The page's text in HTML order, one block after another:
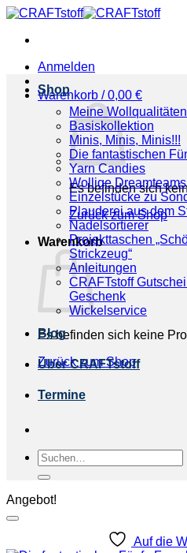
Zum
springen
Anmelden
Warenkorb /0,00 €
Es befinden sich
Zurück zum Shop
Warenkorb
Es befinden sich keine
Zurück zum Shop
Shop
Meine Wollqualitäten
Basiskollektion
Minis, Minis, Minis!!!
Die fantastischen
Yarn Candies
Wollige Dreamteams
Einzelstücke zu
Plauderei aus dem
Nadelsortierer
Projekttaschen
Strickzeug“
Anleitungen
CRAFTstoff
Geschenk
Wickelservice
Blog
Über CRAFTstoff
Termine
Suchen
nach:
Angebot!
Auf die